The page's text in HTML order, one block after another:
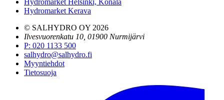
Hydromarket Kerava
© SALHYDRO OY 2026
Ilvesvuorenkatu 10, 01900 Nurmijärvi
P: 020 1133 500
salhydro@salhydro.fi
Myyntiehdot
Tietosuoja